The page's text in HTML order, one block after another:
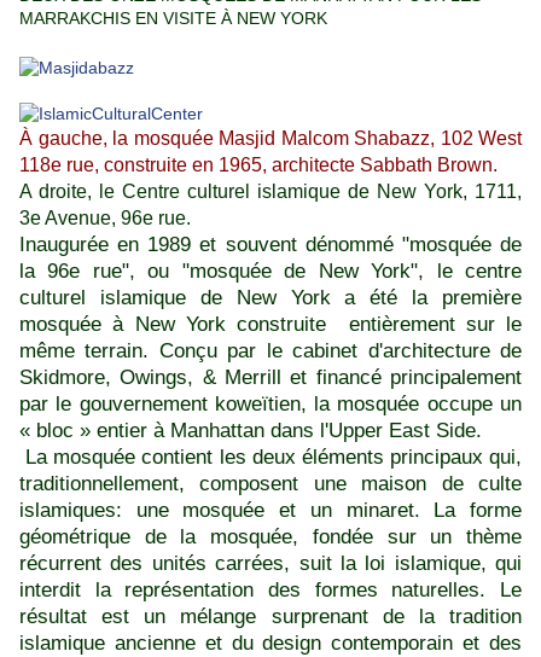
MARRAKCHIS EN VISITE À NEW YORK
À gauche, la mosquée Masjid Malcom Shabazz, 102 West
118e rue, construite en 1965, architecte Sabbath Brown.
A droite, le Centre culturel islamique de New York, 1711,
3e Avenue, 96e rue.
Inaugurée en 1989 et souvent dénommé "mosquée de
la 96e rue", ou "mosquée de New York", le centre
culturel islamique de New York a été la première
mosquée à New York construite
entièrement sur le
même terrain. Conçu par le cabinet d'architecture de
Skidmore, Owings, & Merrill et financé principalement
par le gouvernement koweïtien, la mosquée occupe un
« bloc » entier à Manhattan dans l'Upper East Side.
La mosquée contient les deux éléments principaux qui,
traditionnellement, composent une maison de culte
islamiques: une mosquée et un minaret. La forme
géométrique de la mosquée, fondée sur un thème
récurrent des unités carrées, suit la loi islamique, qui
interdit la représentation des formes naturelles. Le
résultat est un mélange surprenant de la tradition
islamique ancienne et du design contemporain et des